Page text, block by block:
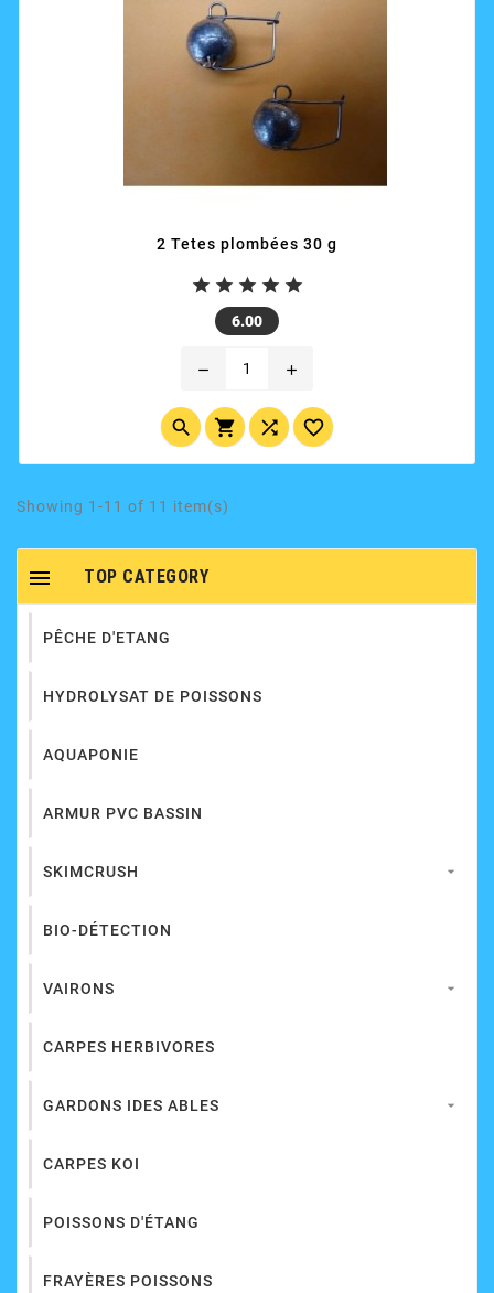
2 Tetes plombées 30 g
    
6.00 Price
remove add
   
Showing 1-11 of 11 item(s)
TOP CATEGORY

PÊCHE D'ETANG
HYDROLYSAT DE POISSONS
AQUAPONIE
ARMUR PVC BASSIN
SKIMCRUSH 
BIO-DÉTECTION
VAIRONS 
CARPES HERBIVORES
GARDONS IDES ABLES 
CARPES KOI
POISSONS D'ÉTANG
FRAYÈRES POISSONS